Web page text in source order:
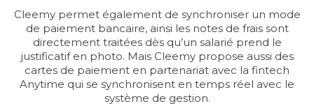
Cleemy permet également de synchroniser un mode
de paiement bancaire, ainsi les notes de frais sont
directement traitées dès qu’un salarié prend le
justificatif en photo. Mais Cleemy propose aussi des
cartes de paiement en partenariat avec la fintech
Anytime qui se synchronisent en temps réel avec le
système de gestion.